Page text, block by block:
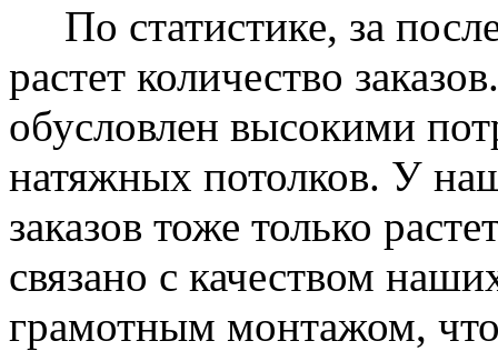
По статистике, за
растет количество
обусловлен высокими
натяжных потолков. У
заказов тоже только
связано с качеством
грамотным монтажом,